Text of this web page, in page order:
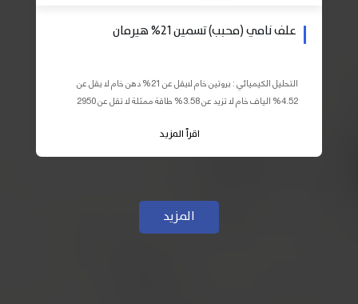
علف نامي (محبب) تسمين 21% هيرمان
التحليل الكيميائي : بروتين خام لايقل عن 21% دهن خام لا يقل عن
4.52% الياف خام لا تزيد عن 3.58% طاقة ممثلة لا تقل عن 2950
اقرأ المزيد
المزيد